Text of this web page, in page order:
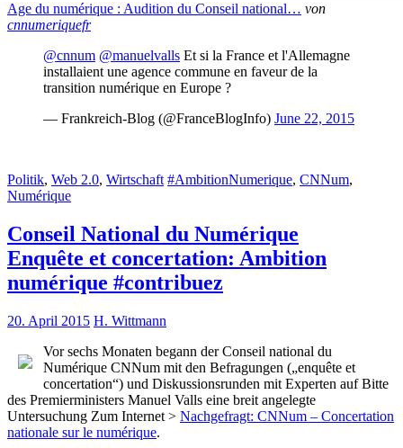
Age du numérique : Audition du Conseil national… von
cnnumeriquefr
@cnnum @manuelvalls Et si la France et l'Allemagne
installaient une agence commune en faveur de la
transition numérique en Europe ?
— Frankreich-Blog (@FranceBlogInfo) June 22, 2015
Politik, Web 2.0, Wirtschaft #AmbitionNumerique, CNNum,
Numérique
Conseil National du Numérique
Enquête et concertation: Ambition
numérique #contribuez
20. April 2015 H. Wittmann
Vor sechs Monaten begann der Conseil national du
Numérique CNNum mit den Befragungen („enquête et
concertation“) und Diskussionsrunden mit Experten auf Bitte
des Premierministers Manuel Valls eine breit angelegte
Untersuchung Zum Internet > Nachgefragt: CNNum – Concertation
nationale sur le numérique.